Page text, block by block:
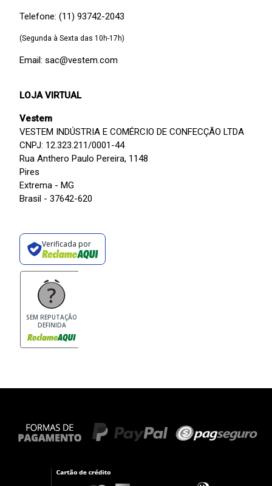
Telefone: (11) 93742-2043
(Segunda à Sexta das 10h-17h)
Email: sac@vestem.com
LOJA VIRTUAL
Vestem
VESTEM INDÚSTRIA E COMÉRCIO DE CONFECÇÃO LTDA
CNPJ: 12.323.211/0001-44
Rua Anthero Paulo Pereira, 1148
Pires
Extrema - MG
Brasil - 37642-620
Verificada por
SEM REPUTAÇÃO
DEFINIDA